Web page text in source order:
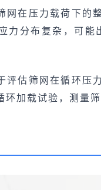
网在压力载荷下的
力分布复杂，可
评估筛网在循环压
加载试验，测量